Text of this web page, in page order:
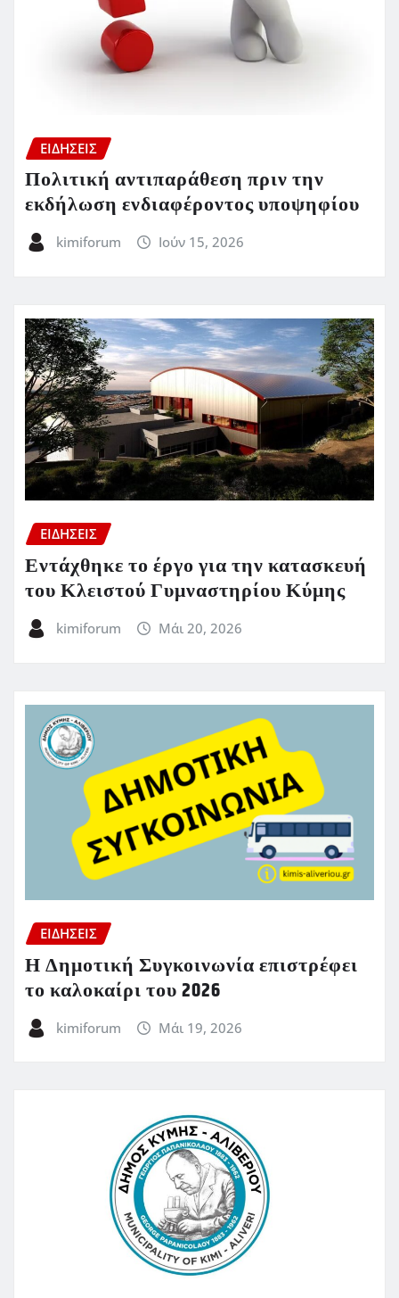
ΕΙΔΗΣΕΙΣ
Πολιτική αντιπαράθεση πριν την
εκδήλωση ενδιαφέροντος υποψηφίου
kimiforum Ιούν 15, 2026
ΕΙΔΗΣΕΙΣ
Εντάχθηκε το έργο για την κατασκευή
του Κλειστού Γυμναστηρίου Κύμης
kimiforum Μάι 20, 2026
ΕΙΔΗΣΕΙΣ
Η Δημοτική Συγκοινωνία επιστρέφει
το καλοκαίρι του 2026
kimiforum Μάι 19, 2026